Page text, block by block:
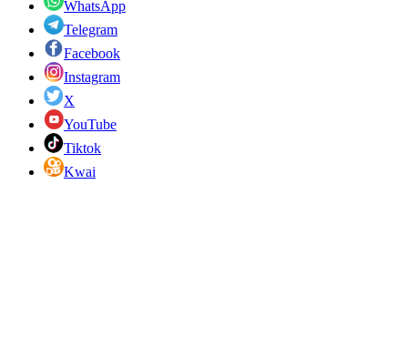
WhatsApp
Telegram
Facebook
Instagram
X
YouTube
Tiktok
Kwai